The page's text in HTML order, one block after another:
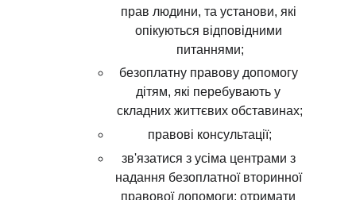
прав людини, та установи, які
опікуються відповідними
питаннями;
безоплатну правову допомогу
дітям, які перебувають у
складних життєвих обставинах;
правові консультації;
зв'язатися з усіма центрами з
надання безоплатної вторинної
правової допомоги; отримати